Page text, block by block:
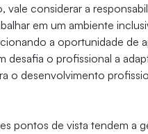
considerar a
em um ambiente
a oportunidade de
desafia o profissional a
o desenvolvimento
pontos de vista tendem a